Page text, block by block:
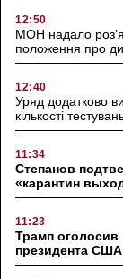
12:50
МОН надало
положення про
12:40
Уряд додатково
кількості
11:34
Степанов
«карантин
11:23
Трамп
президента США